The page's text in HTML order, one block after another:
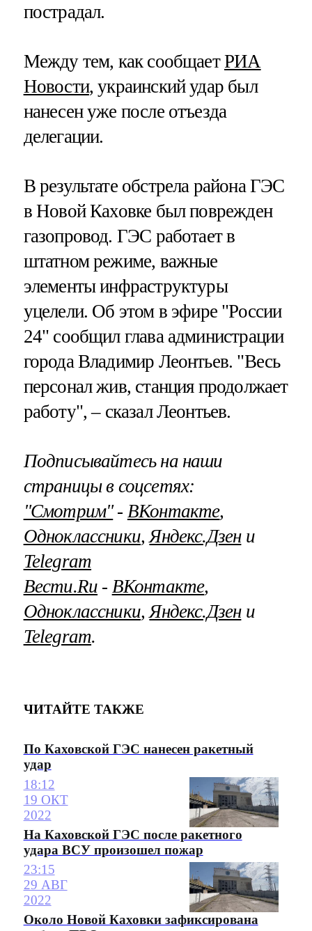
пострадал.
Между тем, как сообщаетРИА
Новости, украинский удар был
нанесен уже после отъезда
делегации.
В результате обстрела района ГЭС
в Новой Каховке был поврежден
газопровод. ГЭС работает в
штатном режиме, важные
элементы инфраструктуры
уцелели. Об этом в эфире "России
24" сообщил глава администрации
города Владимир Леонтьев. "Весь
персонал жив, станция продолжает
работу", – сказал Леонтьев.
Подписывайтесь на наши
страницы в соцсетях:
"Смотрим"‐ ВКонтакте,
Одноклассники,Яндекс.Дзени
Telegram
Вести.Ru ‐ ВКонтакте,
Одноклассники,Яндекс.Дзени
Telegram.
ЧИТАЙТЕ ТАКЖЕ
По Каховской ГЭС нанесен ракетный
удар
18:12
19 ОКТ
2022
На Каховской ГЭС после ракетного
удара ВСУ произошел пожар
23:15
29 АВГ
2022
Около Новой Каховки зафиксирована